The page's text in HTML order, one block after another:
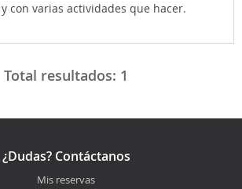
con varias actividades que hacer.
Total resultados: 1
¿Dudas? Contáctanos
Mis reservas